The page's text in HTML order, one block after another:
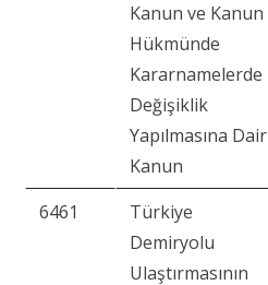
Kanun ve Kanun
Hükmünde
Kararnamelerde
Değişiklik
Yapılmasına Dair
Kanun
6461
Türkiye
Demiryolu
Ulaştırmasının